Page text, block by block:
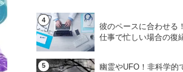
彼のペースに合わせる
仕事で忙しい場合の復
幽霊やUFO！非科学的